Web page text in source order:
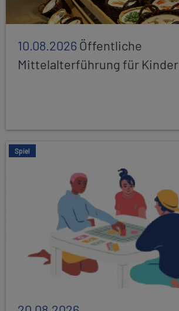
10.08.2026Öffentliche
Mittelalterführung für Kinder
Spiel